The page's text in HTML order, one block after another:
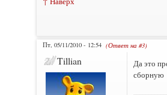
Пт, 05/11/2010 - 12:54 (Ответ на #3)
Tillian
Да это
сборную